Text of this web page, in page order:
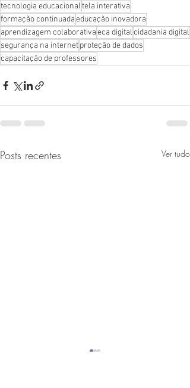
tecnologia educacionaltela interativa
formação continuadaeducação inovadora
aprendizagem colaborativaeca digitalcidadania digital
segurança na internetproteção de dados
capacitação de professores
Posts recentes Ver tudo